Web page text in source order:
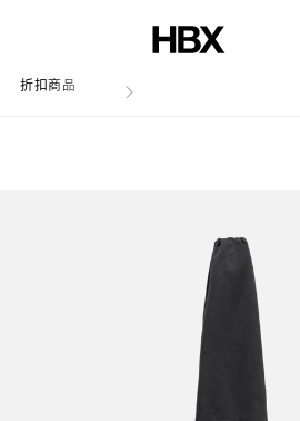
折扣商品 文章